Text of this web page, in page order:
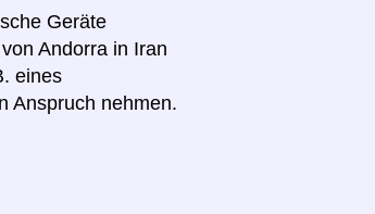
Geräte
Andorra in Iran
eines
Anspruch nehmen.